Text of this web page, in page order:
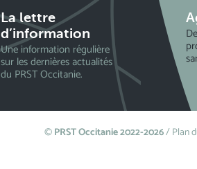
La lettre
d’information
Une information régulière
sur les dernières actualités
du PRST Occitanie.
©PRST Occitanie 2022-2026/Plan